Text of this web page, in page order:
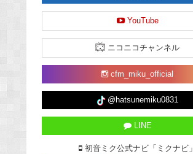
YouTube
ニコニコチャンネル
cfm_miku_official
@hatsunemiku0831
LINE
初音ミク公式ナビ「ミクナビ」